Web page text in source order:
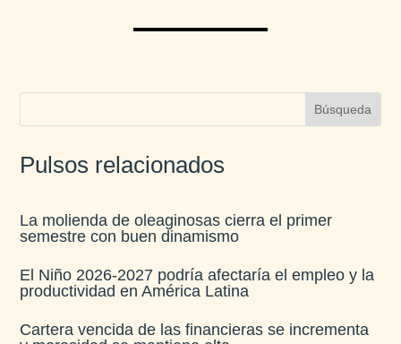
Pulsos relacionados
La molienda de oleaginosas cierra el primer
semestre con buen dinamismo​
El Niño 2026-2027 podría afectaría el empleo y la
productividad en América Latina​
Cartera vencida de las financieras se incrementa